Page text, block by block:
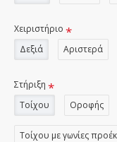
Χειριστήριο
Δεξιά
Αριστερά
Στήριξη
Τοίχου
Οροφής
Τοίχου με γωνίες